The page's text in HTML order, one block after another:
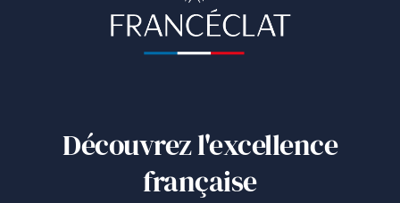
Découvrez l'excellence
française